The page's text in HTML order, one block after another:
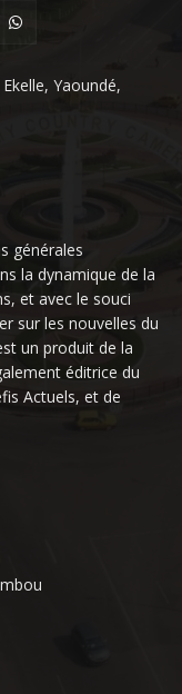
Yaoundé,
générales
la dynamique de la
et avec le souci
sur les nouvelles du
un produit de la
éditrice du
Actuels, et de